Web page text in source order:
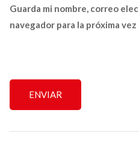
Guarda mi nombre, correo
navegador para la próxima